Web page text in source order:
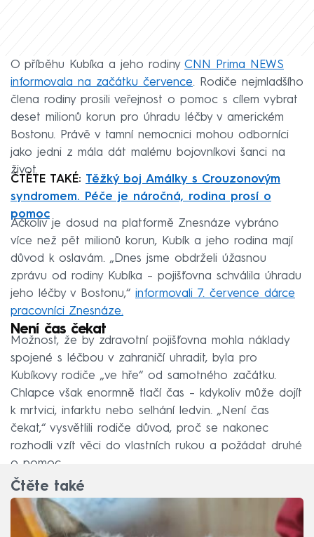
O příběhu Kubíka a jeho rodiny CNN Prima NEWS
informovala na začátku července. Rodiče nejmladšího
člena rodiny prosili veřejnost o pomoc s cílem vybrat
deset milionů korun pro úhradu léčby v americkém
Bostonu. Právě v tamní nemocnici mohou odborníci
jako jedni z mála dát malému bojovníkovi šanci na
život.
ČTĚTE TAKÉ: Těžký boj Amálky s Crouzonovým
syndromem. Péče je náročná, rodina prosí o
pomoc
Ačkoliv je dosud na platformě Znesnáze vybráno
více než pět milionů korun, Kubík a jeho rodina mají
důvod k oslavám. „Dnes jsme obdrželi úžasnou
zprávu od rodiny Kubíka – pojišťovna schválila úhradu
jeho léčby v Bostonu,“ informovali 7. července dárce
pracovníci Znesnáze.
Není čas čekat
Možnost, že by zdravotní pojišťovna mohla náklady
spojené s léčbou v zahraničí uhradit, byla pro
Kubíkovy rodiče „ve hře“ od samotného začátku.
Chlapce však enormně tlačí čas – kdykoliv může dojít
k mrtvici, infarktu nebo selhání ledvin. „Není čas
čekat,“ vysvětlili rodiče důvod, proč se nakonec
rozhodli vzít věci do vlastních rukou a požádat druhé
o pomoc.
Čtěte také